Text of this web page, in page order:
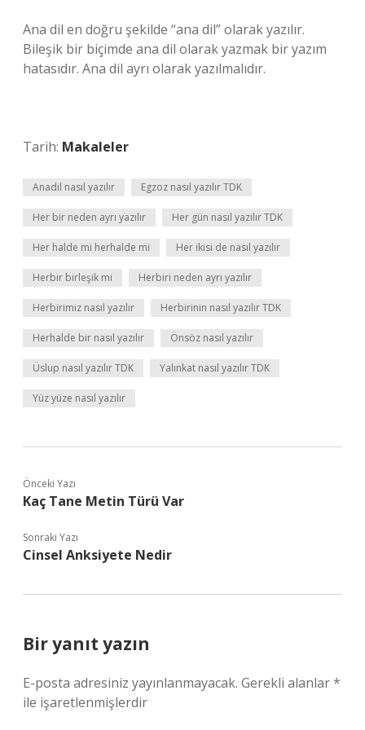
Ana dil en doğru şekilde “ana dil” olarak yazılır.
Bileşik bir biçimde ana dil olarak yazmak bir yazım
hatasıdır. Ana dil ayrı olarak yazılmalıdır.
Tarih: Makaleler
Anadil nasıl yazılır Egzoz nasıl yazılır TDK
Her bir neden ayrı yazılır Her gün nasıl yazılır TDK
Her halde mi herhalde mi Her ikisi de nasıl yazılır
Herbir birleşik mi Herbiri neden ayrı yazılır
Herbirimiz nasıl yazılır Herbirinin nasıl yazılır TDK
Herhalde bir nasıl yazılır Önsöz nasıl yazılır
Üslup nasıl yazılır TDK Yalınkat nasıl yazılır TDK
Yüz yüze nasıl yazılır
Önceki Yazı
Kaç Tane Metin Türü Var
Sonraki Yazı
Cinsel Anksiyete Nedir
Bir yanıt yazın
E-posta adresiniz yayınlanmayacak. Gerekli alanlar*
ile işaretlenmişlerdir